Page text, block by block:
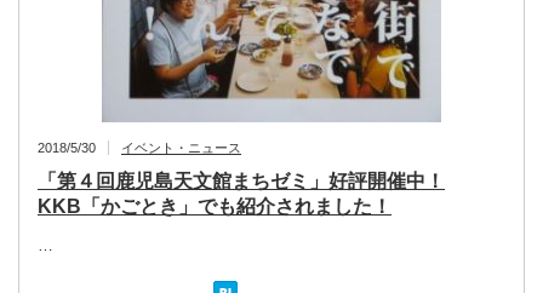
2018/5/30 イベント・ニュース
「第４回鹿児島天文館まちゼミ」好評開催中！
KKB「かごとき」でも紹介されました！
…